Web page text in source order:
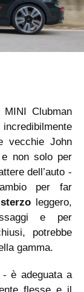
MINI Clubman
vecchie John
non solo per
dell’auto -
per far
sterzoleggero,
e per
potrebbe
gamma.
è adeguata a